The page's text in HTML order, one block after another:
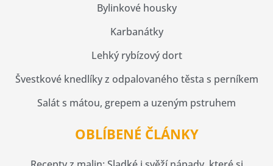
Bylinkové housky
Karbanátky
Lehký rybízový dort
Švestkové knedlíky z odpalovaného těsta s perníkem
Salát s mátou, grepem a uzeným pstruhem
OBLÍBENÉ ČLÁNKY